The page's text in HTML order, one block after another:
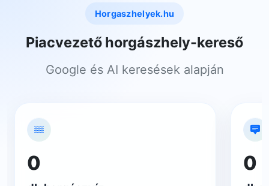
Horgaszhelyek.hu
Piacvezető horgászhely-kereső
Google és AI keresések alapján
0 0